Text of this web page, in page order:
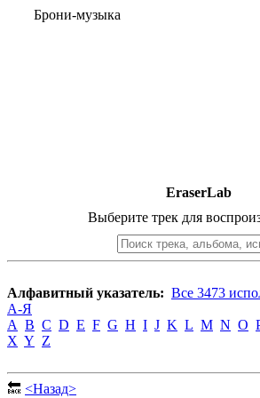
Брони-музыка
EraserLab
Выберите трек для
Алфавитный указатель: Все 3473
А-Я
A B C D E F G H I J K L M N O
X Y Z
🔙 <Назад>